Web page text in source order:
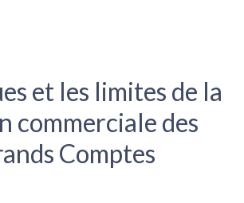
et les limites de la
commerciale des
Comptes